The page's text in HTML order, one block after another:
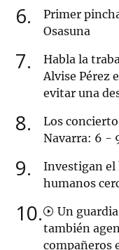
6
Primer
Osasuna
7
Habla la
Alvise Pérez
evitar una
8
Los
Navarra: 6 -
9
Investigan el
humanos
10
Un
también
compañeros